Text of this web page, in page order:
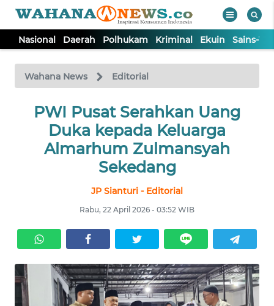
Nasional Daerah Polhukam Kriminal Ekuin Sains-
Wahana News Editorial
PWI Pusat Serahkan Uang
Duka kepada Keluarga
Almarhum Zulmansyah
Sekedang
JP Sianturi - Editorial
Rabu, 22 April 2026 - 03:52 WIB
TV
Tutup
NASIONAL
DAERAH
EKUIN
SAINS-TEKNO